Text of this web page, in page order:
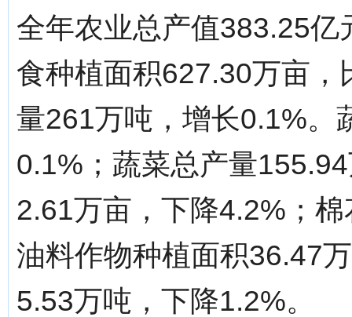
全年农业总产值383.25
食种植面积627.30万亩
量261万吨，增长0.1%。
0.1%；蔬菜总产量
2.61万亩，下降4.2%；
油料作物种植面积36.47
5.53万吨，下降1.2%。